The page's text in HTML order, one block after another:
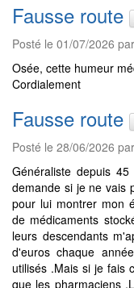
Fausse route
Posté le 01/07/2026
Osée, cette humeur
Cordialement
Fausse route
Posté le 28/06/2026
Généraliste depuis
demande si je ne vais
pour lui montrer mon
de médicaments
leurs descendants
d'euros chaque
utilisés .Mais si je fais
que les pharmaciens